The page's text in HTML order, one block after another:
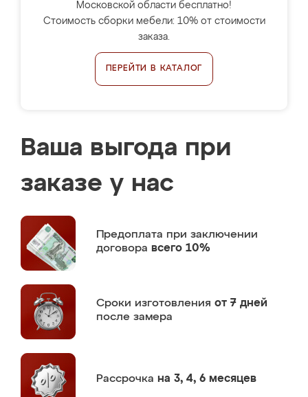
Московской области бесплатно!
Стоимость сборки мебели: 10% от стоимости
заказа.
ПЕРЕЙТИ В КАТАЛОГ
Ваша выгода при
заказе у нас
Предоплата при заключении
договора всего 10%
Сроки изготовления от 7 дней
после замера
Рассрочка на 3, 4, 6 месяцев